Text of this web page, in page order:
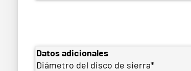
Datos adicionales
Diámetro del disco de sierra*